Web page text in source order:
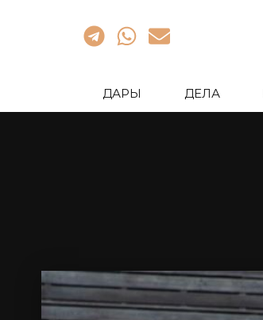
ДАРЫ ДЕЛА